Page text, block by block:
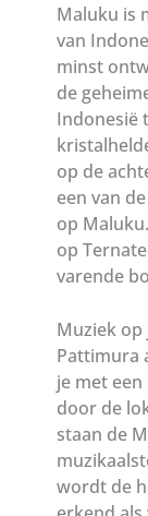
Maluku is
van
minst
de
Indonesië
op de
een van
op
op
varende
Muziek op
Pattimura
je met
door de
staan de
wordt de